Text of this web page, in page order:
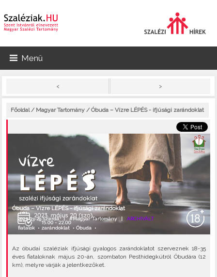
Menü
< >
Főoldal/ Magyar Tartomány / Óbuda – Vízre LÉPÉS - ifjúsági zarándoklat
Óbuda – Vízre LÉPÉS - ifjúsági zarándoklat
2023-03-29 Szerda |#Magyar Tartomány|ARCHIVÁLT
fiatalok • zarándoklat •Óbuda •
Az óbudai szaléziak ifjúsági gyalogos zarándoklatot szerveznek 18-35
éves fiataloknak május 20-án, szombaton Pesthidegkútról Óbudára (12
km), melyre várják a jelentkezőket.